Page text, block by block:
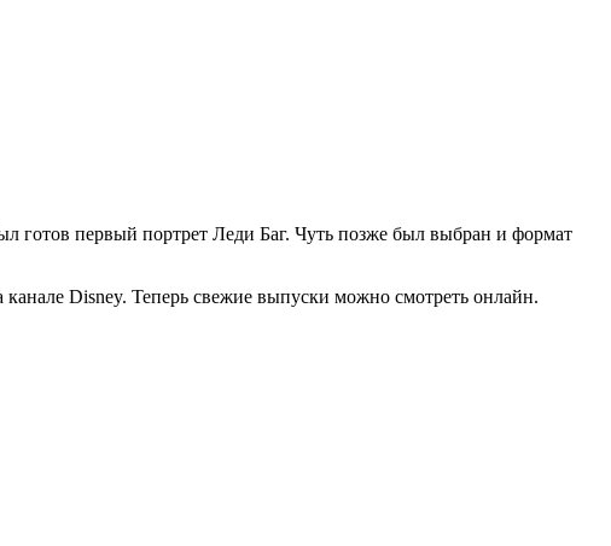
готов первый портрет Леди Баг. Чуть позже был выбран и формат
Disney. Теперь свежие выпуски можно смотреть онлайн.